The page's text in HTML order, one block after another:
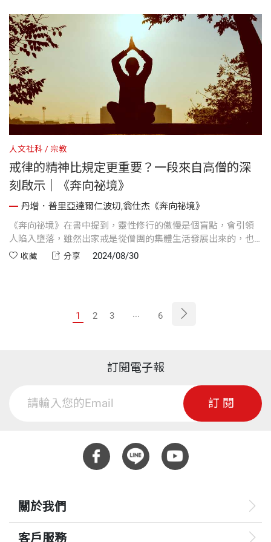
人文社科 宗教
戒律的精神比規定更重要？一段來自高僧的深
刻啟示｜《奔向祕境》
丹增．普里亞達爾仁波切,翁仕杰《奔向祕境》
《奔向祕境》在書中提到，靈性修行的傲慢是個盲點，會引領
人陷入墮落，雖然出家戒是從僧團的集體生活發展出來的，也
完全融入其中，但它們是個人的承諾誓約，絕非一種體育競
收藏 分享 2024/08/30
1 2 3 ... 6
訂閱電子報
訂閱
關於我們
客戶服務